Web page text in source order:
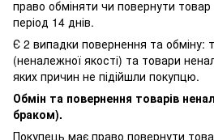
право обміняти чи повернути
період 14 днів.
Є 2 випадки повернення та обміну:
(неналежної якості) та товари
яких причин не підійшли покупцю.
Обмін та повернення товарів
браком).
Покупець має право повернути